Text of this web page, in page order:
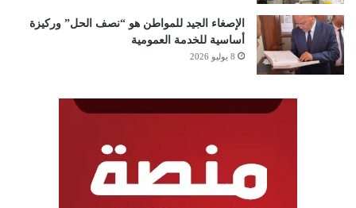
الإصغاء الجيد للمواطن هو “نصف الحل” وركيزة
أساسية للخدمة العمومية
8 يوليو 2026